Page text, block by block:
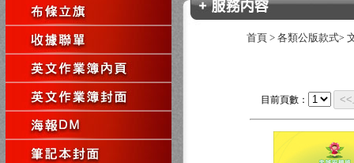
首頁 >各類公版款式>
目前頁數： <<